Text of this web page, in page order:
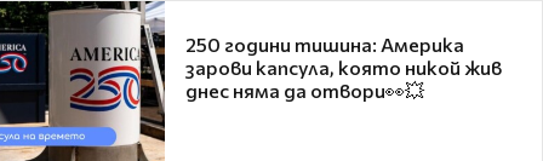
250 години тишина: Америка
зарови капсула, която никой жив
днес няма да отвори👀💥